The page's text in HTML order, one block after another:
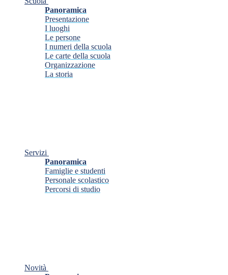
Panoramica
Presentazione
I luoghi
Le persone
I numeri della scuola
Le carte della scuola
Organizzazione
La storia
Servizi
Panoramica
Famiglie e studenti
Personale scolastico
Percorsi di studio
Novità